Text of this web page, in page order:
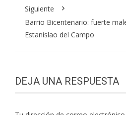
Siguiente
Barrio Bicentenario: fuerte
Estanislao del Campo
DEJA UNA RESPUESTA